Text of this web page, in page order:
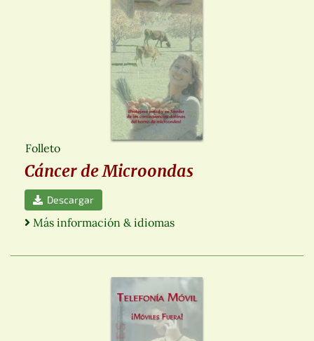
Folleto
Cáncer de Microondas
Descargar
Más información & idiomas